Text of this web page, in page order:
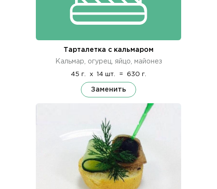
Тарталетка с кальмаром
Кальмар, огурец, яйцо, майонез
45 г. x 14 шт. = 630 г.
Заменить